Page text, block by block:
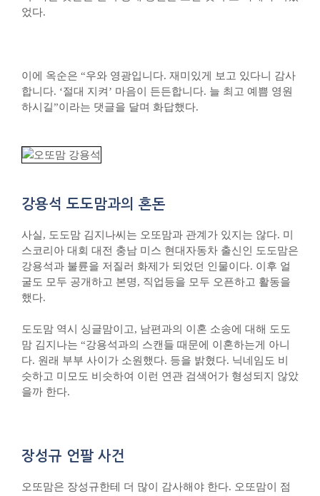
었다.
이에 옥순은 “우와 영광입니다. 재미있게 보고 있다니 감사
합니다. ‘절대 지켜’ 마음이 든든합니다. 늘 최고 예쁨 영원
하시길”이라는 댓글을 달며 화답했다.
강용석 도도맘과의 혼돈
사실, 도도맘 김지나씨는 오또맘과 관계가 있지는 않다. 미
스코리아 대회 대전 충남 미스 현대자동차 출신인 도도맘은
강용석과 불륜을 저질러 화제가 되었던 인물이다. 이후 얼
굴도 모두 공개하고 본명, 직업등을 모두 오픈하고 활동을
했다.
도도맘 역시 싱글맘이고, 남편과의 이혼 소송에 대해 도도
맘 김지나는 “강용석과의 스캔들 때문에 이혼하는게 아니
다. 원래 부부 사이가 소원했다. 등을 밝혔다. 닉네임도 비
슷하고 미모도 비슷하여 이런 연관 검색어가 형성되지 않았
을까 한다.
장성규 언팔 사건
오또맘은 장성규한테 더 많이 감사해야 한다. 오또맘이 점